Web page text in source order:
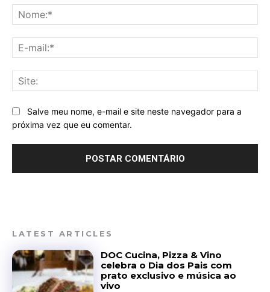
Salve meu nome, e-mail e site neste navegador para a
próxima vez que eu comentar.
LATEST ARTICLES
DOC Cucina, Pizza & Vino
celebra o Dia dos Pais com
prato exclusivo e música ao
vivo